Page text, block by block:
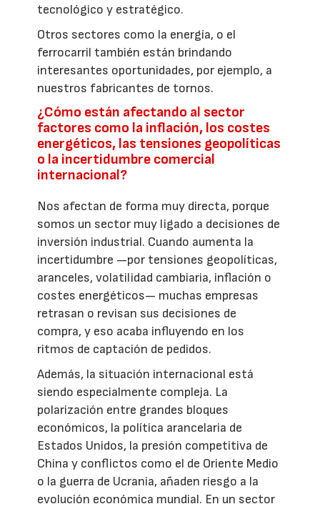
tecnológico y estratégico.
Otros sectores como la energía, o el
ferrocarril también están brindando
interesantes oportunidades, por ejemplo, a
nuestros fabricantes de tornos.
¿Cómo están afectando al sector
factores como la inflación, los costes
energéticos, las tensiones geopolíticas
o la incertidumbre comercial
internacional?
Nos afectan de forma muy directa, porque
somos un sector muy ligado a decisiones de
inversión industrial. Cuando aumenta la
incertidumbre —por tensiones geopolíticas,
aranceles, volatilidad cambiaria, inflación o
costes energéticos— muchas empresas
retrasan o revisan sus decisiones de
compra, y eso acaba influyendo en los
ritmos de captación de pedidos.
Además, la situación internacional está
siendo especialmente compleja. La
polarización entre grandes bloques
económicos, la política arancelaria de
Estados Unidos, la presión competitiva de
China y conflictos como el de Oriente Medio
o la guerra de Ucrania, añaden riesgo a la
evolución económica mundial. En un sector